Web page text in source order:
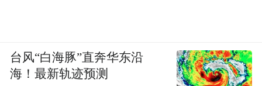
台风“白海豚”直奔华东沿
海！最新轨迹预测